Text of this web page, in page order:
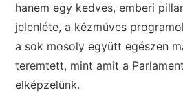
hanem egy kedves, emberi
jelenléte, a kézműves
a sok mosoly együtt egészen
teremtett, mint amit a
elképzelünk.